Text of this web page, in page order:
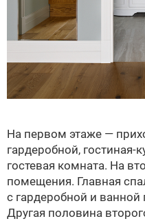
На первом этаже —
гардеробной, гостиная-
гостевая комната. На
помещения. Главная
с гардеробной и
Другая половина